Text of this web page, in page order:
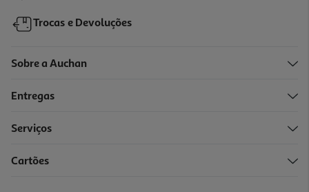
-60%
Trocas e Devoluções
Sobre a Auchan
Entregas
Serviços
Cartões